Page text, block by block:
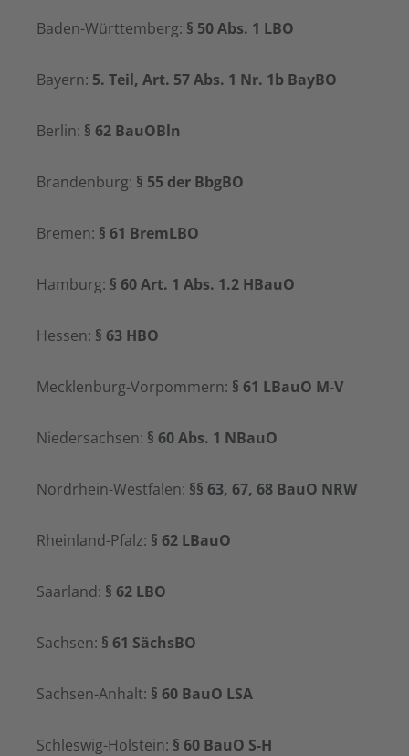
Baden-Württemberg: § 50 Abs. 1 LBO
Bayern: 5. Teil, Art. 57 Abs. 1 Nr. 1b BayBO
Berlin: § 62 BauOBln
Brandenburg: § 55 der BbgBO
Bremen: § 61 BremLBO
Hamburg: § 60 Art. 1 Abs. 1.2 HBauO
Hessen: § 63 HBO
Mecklenburg-Vorpommern: § 61 LBauO M-V
Niedersachsen: § 60 Abs. 1 NBauO
Nordrhein-Westfalen: §§ 63, 67, 68 BauO NRW
Rheinland-Pfalz: § 62 LBauO
Saarland: § 62 LBO
Sachsen: § 61 SächsBO
Sachsen-Anhalt: § 60 BauO LSA
Schleswig-Holstein: § 60 BauO S-H